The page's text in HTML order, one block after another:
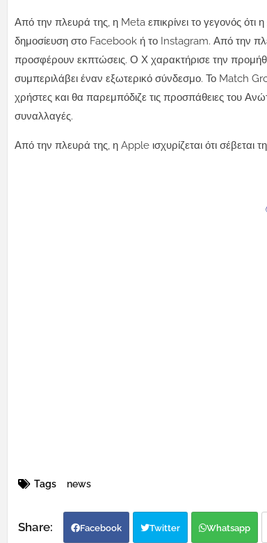
Από την πλευρά της, η Meta επικρίνει το γεγονός ότι
δημοσίευση στο Facebook ή το Instagram. Από την
προσφέρουν εκπτώσεις. Ο Χ χαρακτήρισε την
συμπεριλάβει έναν εξωτερικό σύνδεσμο. Το Match
χρήστες και θα παρεμπόδιζε τις προσπάθειες του
συναλλαγές.
Από την πλευρά της, η Apple ισχυρίζεται ότι σέβεται
Tags news
Facebook Twitter Whatsapp